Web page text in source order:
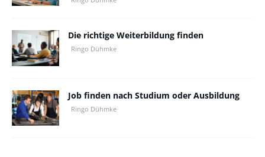
Die richtige Weiterbildung finden
Ringo Dühmke
Job finden nach Studium oder Ausbildung
Ringo Dühmke